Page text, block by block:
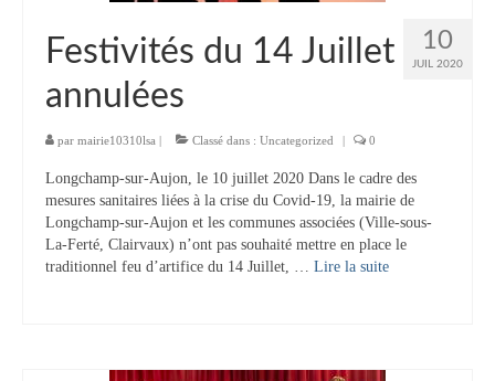
La Communauté de communes
Les réunions du Conseil communautaire
(CCRB)
Budget communal & fiscalité
Vie scolaire
Scolarité
Contact
10
JUIL 2020
Festivités du 14 Juillet
annulées
par mairie10310lsa Classé dans : Uncategorized 0
Longchamp-sur-Aujon, le 10 juillet 2020 Dans le cadre des
mesures sanitaires liées à la crise du Covid-19, la mairie de
Longchamp-sur-Aujon et les communes associées (Ville-sous-
La-Ferté, Clairvaux) n’ont pas souhaité mettre en place le
traditionnel feu d’artifice du 14 Juillet, … Lire la suite­­